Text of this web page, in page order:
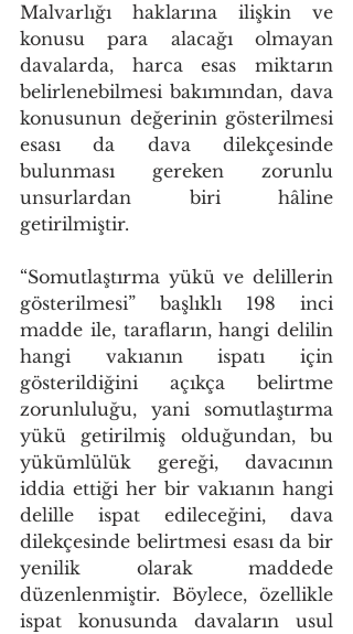
Malvarlığı haklarına ilişkin ve
konusu para alacağı olmayan
davalarda, harca esas miktarın
belirlenebilmesi bakımından, dava
konusunun değerinin gösterilmesi
esası da dava dilekçesinde
bulunması gereken zorunlu
unsurlardan biri hâline
getirilmiştir.
“Somutlaştırma yükü ve delillerin
gösterilmesi” başlıklı 198 inci
madde ile, tarafların, hangi delilin
hangi vakıanın ispatı için
gösterildiğini açıkça belirtme
zorunluluğu, yani somutlaştırma
yükü getirilmiş olduğundan, bu
yükümlülük gereği, davacının
iddia ettiği her bir vakıanın hangi
delille ispat edileceğini, dava
dilekçesinde belirtmesi esası da bir
yenilik olarak maddede
düzenlenmiştir. Böylece, özellikle
ispat konusunda davaların usul